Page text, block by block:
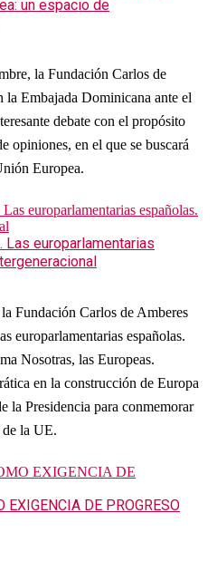
un espacio de
la Fundación Carlos de
la Embajada Dominicana ante el
debate con el propósito
opiniones, en el que se buscará
Europea.
europarlamentarias
Fundación Carlos de Amberes
europarlamentarias españolas.
Nosotras, las Europeas.
en la construcción de Europa
la Presidencia para conmemorar
de la UE.
EXIGENCIA DE PROGRESO